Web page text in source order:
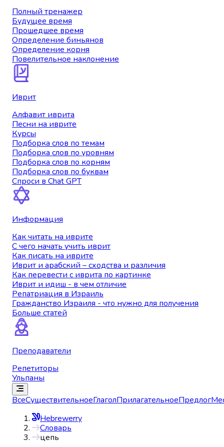
Полный тренажер
Будущее время
Прошедшее время
Определение биньянов
Определение корня
Повелительное наклонение
Иврит
Алфавит иврита
Песни на иврите
Курсы
Подборка слов по темам
Подборка слов по уровням
Подборка слов по корням
Подборка слов по буквам
Спроси в Chat GPT
Информация
Как читать на иврите
С чего начать учить иврит
Как писать на иврите
Иврит и арабский – сходства и различия
Как перевести с иврита по картинке
Иврит и идиш - в чем отличие
Репатриация в Израиль
Гражданство Израиля - что нужно для получения
Больше статей
Преподаватели
Репетиторы
Ульпаны
ВсеСуществительноеГлаголПрилагательноеПредлог
Hebrewerry
Словарь
цепь